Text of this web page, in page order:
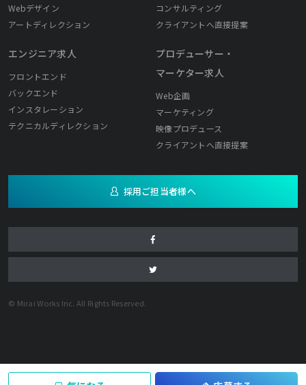
Webデザイン
アートディレクション
エンジニア求人
フロントエンド
バックエンド
インスタレーション
テクニカルディレクション
コンサルティング
クライアントへ直接提案
プロデューサー・
マーケター求人
Web企画
マーケティング
映像プロデュース
クライアントへ直接提案
採用ご担当者様へ
© Mirai Works Inc. All Rights Reserved.